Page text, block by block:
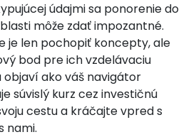
údajmi sa ponorenie do
môže zdať impozantné.
je len pochopiť koncepty, ale
bod pre ich vzdelávaciu
objaví ako váš navigátor
súvislý kurz cez investičnú
cestu a kráčajte vpred s
nami.